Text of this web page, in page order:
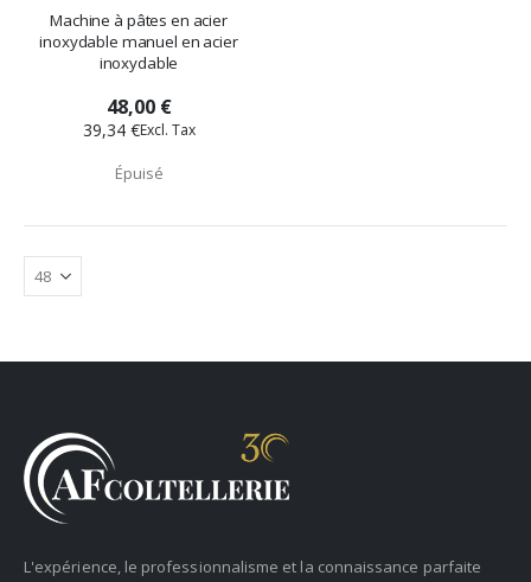
Machine à pâtes en acier
inoxydable manuel en acier
inoxydable
48,00 €
39,34 €
Épuisé
L'expérience, le professionnalisme et la connaissance parfaite